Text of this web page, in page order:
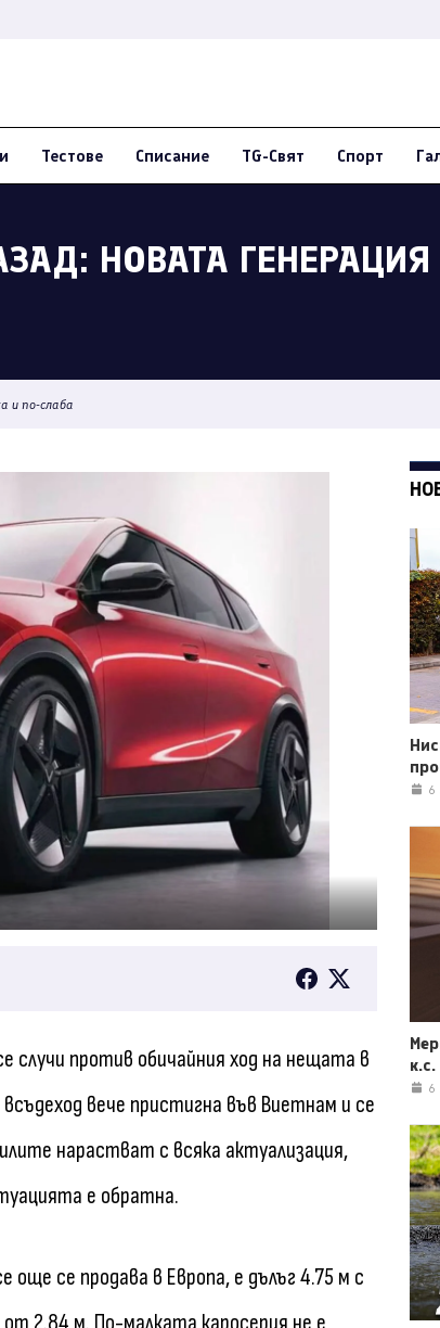
Тестове Списание TG-Свят Спорт
НОВАТА
и по-слаба
случи против обичайния ход на нещата в
вече пристигна във Виетнам и се
нарастват с всяка актуализация,
е обратна.
се продава в Европа, е дълъг 4.75 м с
6
6